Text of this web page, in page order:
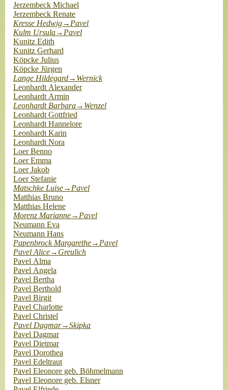
Jerzembeck Michael
Jerzembeck Renate
Kresse Hedwig→Pavel
Kulm Ursula→Pavel
Kunitz Edith
Kunitz Gerhard
Köpcke Julius
Köpcke Jürgen
Lange Hildegard→Wernick
Leonhardt Alexander
Leonhardt Armin
Leonhardt Barbara→Wenzel
Leonhardt Gottfried
Leonhardt Hannelore
Leonhardt Karin
Leonhardt Nora
Loer Benno
Loer Emma
Loer Jakob
Loer Stefanie
Matschke Luise→Pavel
Matthias Bruno
Matthias Helene
Morenz Marianne→Pavel
Neumann Eva
Neumann Hans
Papenbrock Margarethe→Pavel
Pavel Alice→Greulich
Pavel Alma
Pavel Angela
Pavel Bertha
Pavel Berthold
Pavel Birgit
Pavel Charlotte
Pavel Christel
Pavel Dagmar→Skipka
Pavel Dagmar
Pavel Dietmar
Pavel Dorothea
Pavel Edeltraut
Pavel Eleonore geb. Böhmelmann
Pavel Eleonore geb. Elsner